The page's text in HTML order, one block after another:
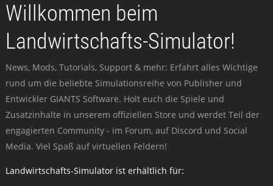
Willkommen beim
Landwirtschafts-Simulator!
News, Mods, Tutorials, Support & mehr: Erfahrt alles Wichtige
rund um die beliebte Simulationsreihe von Publisher und
Entwickler GIANTS Software. Holt euch die Spiele und
Zusatzinhalte in unserem offiziellen Store und werdet Teil der
engagierten Community - im Forum, auf Discord und Social
Media. Viel Spaß auf virtuellen Feldern!
Landwirtschafts-Simulator ist erhältlich für: